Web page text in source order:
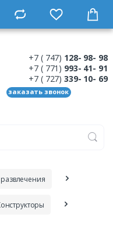
+7 ( 747) 128- 98- 98
+7 ( 771) 993- 41- 91
+7 ( 727) 339- 10- 69
заказать звонок